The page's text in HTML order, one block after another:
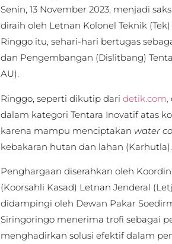
Senin, 13 November 2023, menjadi
diraih oleh Letnan Kolonel Teknik
Ringgo itu, sehari-hari bertugas
dan Pengembangan (Dislitbang)
AU).
Ringgo, seperti dikutip dari detik.com,
dalam kategori Tentara Inovatif atas
karena mampu menciptakan water
kebakaran hutan dan lahan (Karhutla).
Penghargaan diserahkan oleh
(Koorsahli Kasad) Letnan Jenderal
didampingi oleh Dewan Pakar
Siringoringo menerima trofi sebagai
menghadirkan solusi efektif dalam